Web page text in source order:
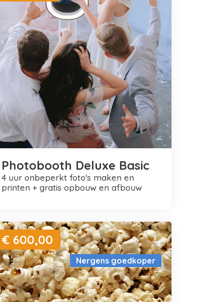
Photobooth Deluxe Basic
4 uur onbeperkt foto's maken en
printen + gratis opbouw en afbouw
Nergens goedkoper
€ 600,00